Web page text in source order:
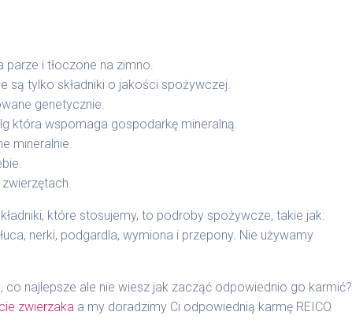
parze i tłoczone na zimno.
są tylko składniki o jakości spożywczej.
genetycznie.
która wspomaga gospodarkę mineralną.
mineralnie.
które stosujemy, to podroby spożywcze, takie jak:
nerki, podgardla, wymiona i przepony. Nie używamy
co najlepsze ale nie wiesz jak zacząć odpowiednio go karmić?
zwierzaka a my doradzimy Ci odpowiednią karmę REICO.